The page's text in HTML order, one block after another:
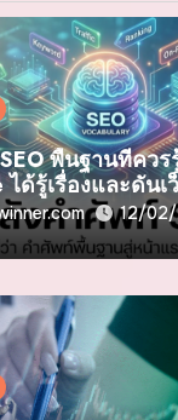
พื้นฐานที่คว
ด้รู้เรื่องและดัน
12/